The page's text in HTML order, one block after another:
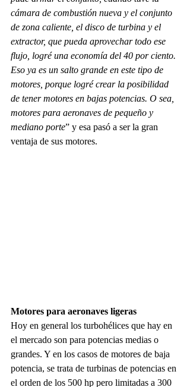
cámara de combustión nueva y el conjunto
de zona caliente, el disco de turbina y el
extractor, que pueda aprovechar todo ese
flujo, logré una economía del 40 por ciento.
Eso ya es un salto grande en este tipo de
motores, porque logré crear la posibilidad
de tener motores en bajas potencias. O sea,
motores para aeronaves de pequeño y
mediano porte” y esa pasó a ser la gran
ventaja de sus motores.
Motores para aeronaves ligeras
Hoy en general los turbohélices que hay en
el mercado son para potencias medias o
grandes. Y en los casos de motores de baja
potencia, se trata de turbinas de potencias en
el orden de los 500 hp pero limitadas a 300